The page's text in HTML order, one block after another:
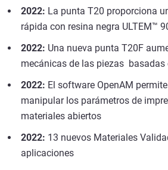
2022: La punta T20 proporciona
rápida con resina negra ULTEM™
2022: Una nueva punta T20F
mecánicas de las piezas basadas
2022: El software OpenAM
manipular los parámetros de
materiales abiertos
2022: 13 nuevos Materiales
aplicaciones